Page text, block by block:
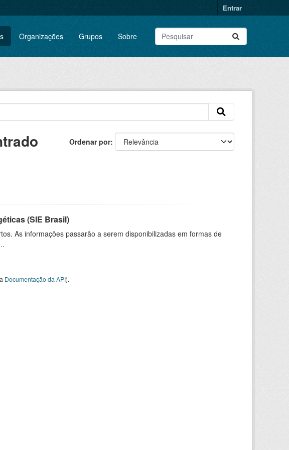
Entrar
Organizações Grupos Sobre
Ordenar por
(SIE Brasil)
As informações passarão a serem disponibilizadas em formas de
Documentação da API).